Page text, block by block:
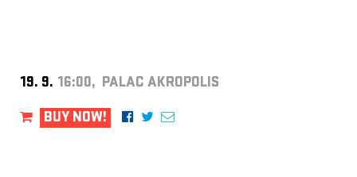
19. 9. 16:00, PALAC AKROPOLIS
BUY NOW!